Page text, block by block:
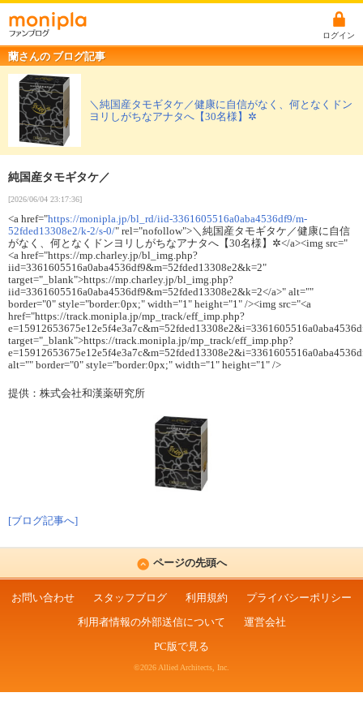
ログイン
蘭さんの ブログ記事
＼純国産タモギタケ／健康に自信がなく、何となくドン
ヨリしがちなアナタへ【30名様】✲
純国産タモギタケ／
[2026/06/04 23:17:36]
<a href="https://monipla.jp/bl_rd/iid-3361605516a0aba4536df9/m-
52fded13308e2/k-2/s-0/" rel="nofollow">＼純国産タモギタケ／健康に自信
がなく、何となくドンヨリしがちなアナタへ【30名様】✲</a><img src="
<a href="https://mp.charley.jp/bl_img.php?
iid=3361605516a0aba4536df9&m=52fded13308e2&k=2"
target="_blank">https://mp.charley.jp/bl_img.php?
iid=3361605516a0aba4536df9&m=52fded13308e2&k=2</a>" alt=""
border="0" style="border:0px;" width="1" height="1" /><img src="<a
href="https://track.monipla.jp/mp_track/eff_imp.php?
target="_blank">https://track.monipla.jp/mp_track/eff_imp.php?
alt="" border="0" style="border:0px;" width="1" height="1" />
提供：株式会社和漢薬研究所
[ブログ記事へ]
ページの先頭へ
お問い合わせ スタッフブログ 利用規約
プライバシーポリシー
利用者情報の外部送信について
運営会社
PC版で見る
©2026 Allied Architects, Inc.